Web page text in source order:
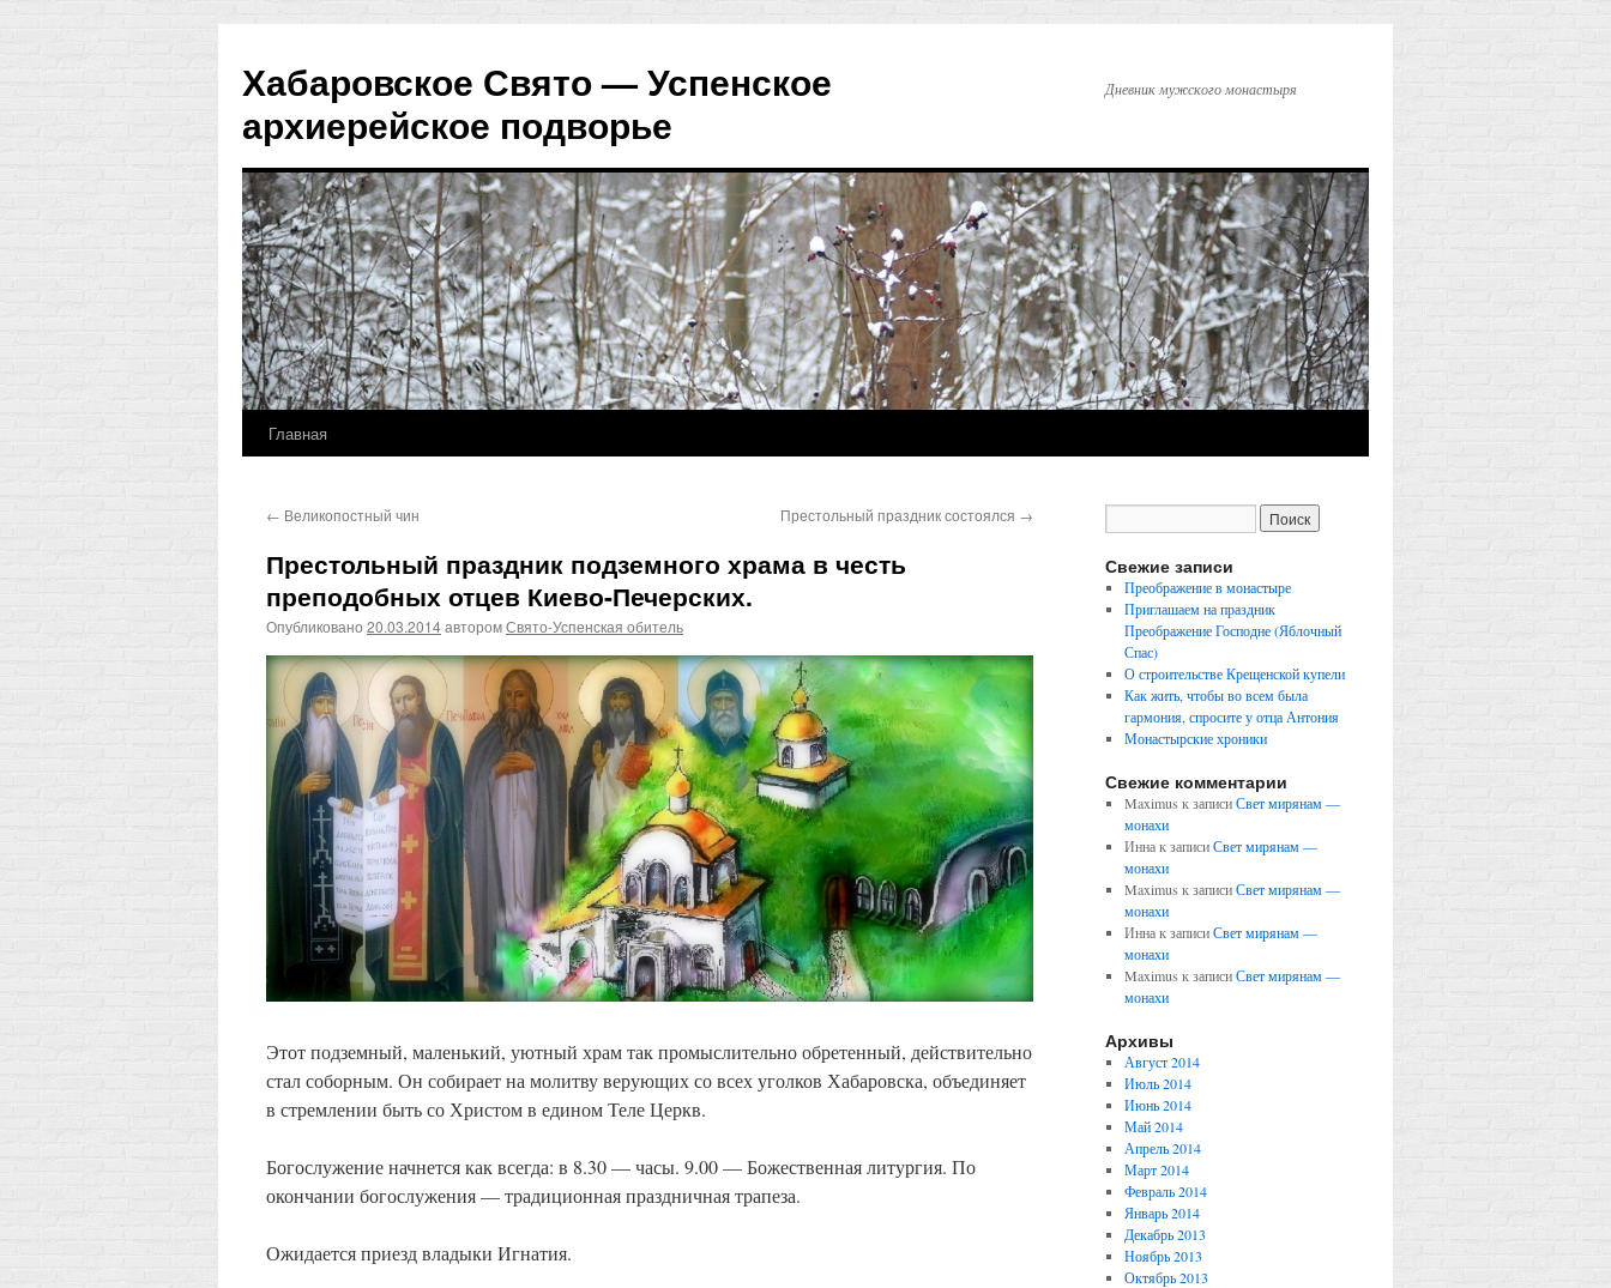
Хабаровское Свято — Успенское
архиерейское подворье
Дневник мужского монастыря
Перейти
содержимому
Главная
← Великопостный чин Престольный праздник состоялся →
Престольный праздник подземного храма в честь
преподобных отцев Киево-Печерских.
Опубликовано 20.03.2014авторомСвято-Успенская обитель
Этот подземный, маленький, уютный храм так промыслительно обретенный, действительно
стал соборным. Он собирает на молитву верующих со всех уголков Хабаровска, объединяет
в стремлении быть со Христом в едином Теле Церкв.
Богослужение начнется как всегда: в 8.30 — часы. 9.00 — Божественная литургия. По
окончании богослужения — традиционная праздничная трапеза.
Ожидается приезд владыки Игнатия.
Свежие записи
Преображение в монастыре
Приглашаем на праздник
Преображение Господне (Яблочный
Спас)
О строительстве Крещенской купели
Как жить, чтобы во всем была
гармония, спросите у отца Антония
Монастырские хроники
Свежие комментарии
Maximus к записиСвет мирянам —
монахи
Иннак записиСвет мирянам —
монахи
Maximus к записиСвет мирянам —
монахи
Иннак записиСвет мирянам —
монахи
Maximus к записиСвет мирянам —
монахи
Архивы
Август 2014
Июль 2014
Июнь 2014
Май 2014
Апрель 2014
Март 2014
Февраль 2014
Январь 2014
Декабрь 2013
Ноябрь 2013
Октябрь 2013